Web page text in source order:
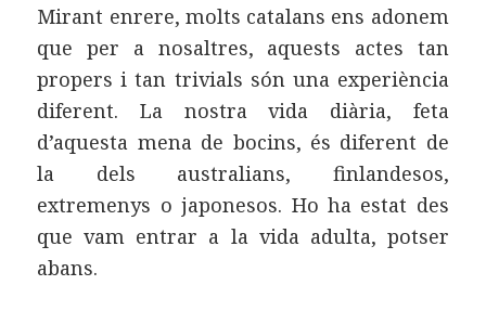
Mirant enrere, molts catalans ens adonem
que per a nosaltres, aquests actes tan
propers i tan trivials són una experiència
diferent. La nostra vida diària, feta
d’aquesta mena de bocins, és diferent de
la dels australians, finlandesos,
extremenys o japonesos. Ho ha estat des
que vam entrar a la vida adulta, potser
abans.